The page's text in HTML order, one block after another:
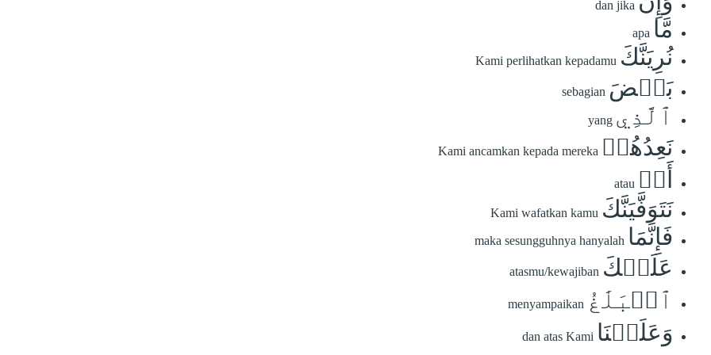
dan jika
مَّا apa
نُرِيَنَّكَ Kami perlihatkan kepadamu
بَعۡضَ sebagian
ٱلَّذِي yang
نَعِدُهُمۡ Kami ancamkan kepada mereka
أَوۡ atau
نَتَوَفَّيَنَّكَ Kami wafatkan kamu
فَإِنَّمَا maka sesungguhnya hanyalah
عَلَيۡكَ atasmu/kewajiban
ٱلۡبَلَٰغُ menyampaikan
وَعَلَيۡنَا dan atas Kami